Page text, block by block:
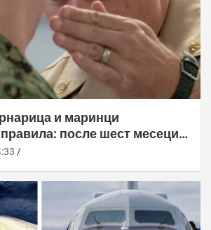
и маринци
после шест месеци
следи службено